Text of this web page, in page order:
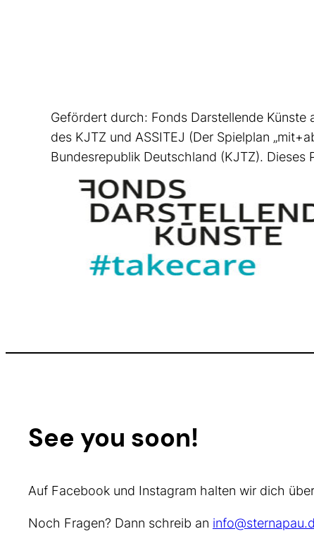
Gefördert durch: Fonds Darstellende Künste
des KJTZ und ASSITEJ (Der Spielplan
Bundesrepublik Deutschland (KJTZ).
See you soon!
Auf Facebook und Instagram halten wir dich
Noch Fragen? Dann schreib an